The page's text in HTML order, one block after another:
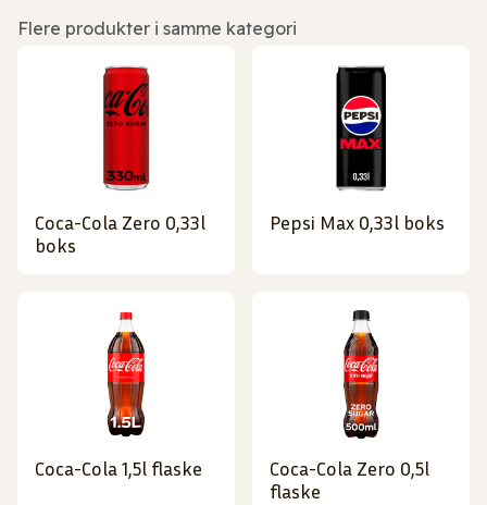
Flere produkter i samme kategori
Coca-Cola Zero 0,33l
boks
Pepsi Max 0,33l boks
Coca-Cola 1,5l flaske
Coca-Cola Zero 0,5l
flaske